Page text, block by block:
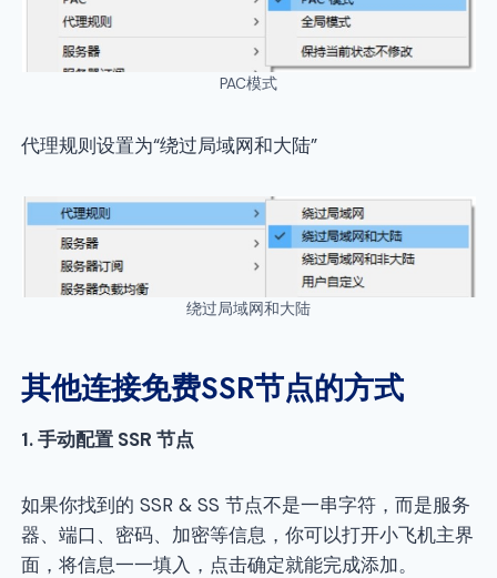
PAC模式
代理规则设置为“绕过局域网和大陆”
绕过局域网和大陆
其他连接免费SSR节点的方式
1.手动配置 SSR 节点
如果你找到的 SSR & SS 节点不是一串字符，而是服务
器、端口、密码、加密等信息，你可以打开小飞机主界
面，将信息一一填入，点击确定就能完成添加。